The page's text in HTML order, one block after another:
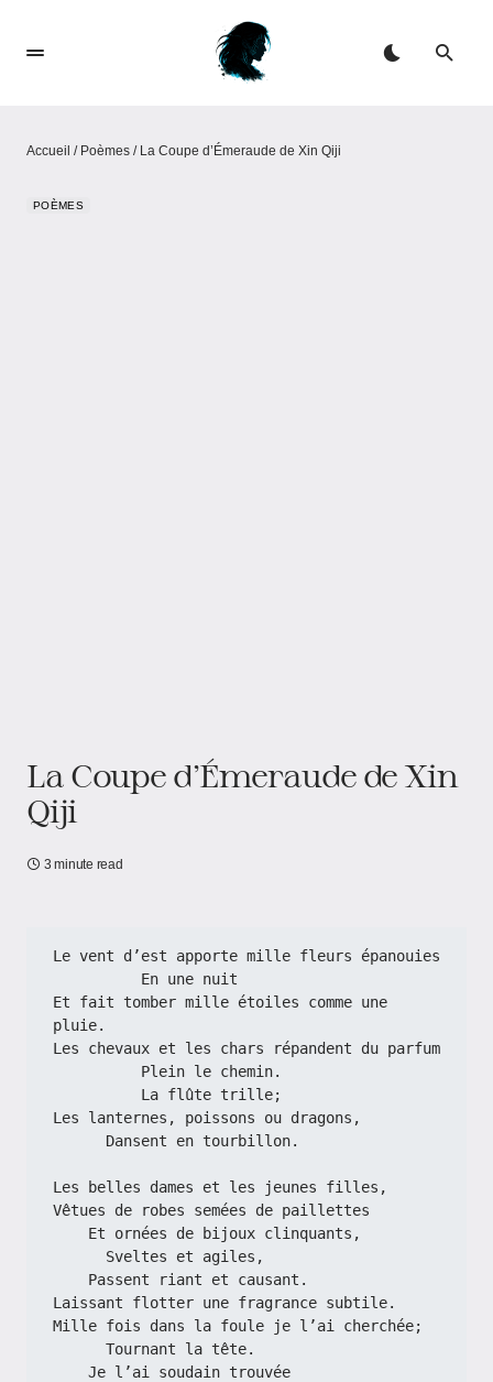
Accueil / Poèmes / La Coupe d’Émeraude de Xin Qiji
POÈMES
La Coupe d’Émeraude de Xin
Qiji
3 minute read
Le vent d’est apporte mille fleurs épanouies
          En une nuit
Et fait tomber mille étoiles comme une
pluie.
Les chevaux et les chars répandent du parfum
          Plein le chemin.
          La flûte trille;
Les lanternes, poissons ou dragons,
      Dansent en tourbillon.
Les belles dames et les jeunes filles,
Vêtues de robes semées de paillettes
    Et ornées de bijoux clinquants,
      Sveltes et agiles,
    Passent riant et causant.
Laissant flotter une fragrance subtile.
Mille fois dans la foule je l’ai cherchée;
      Tournant la tête.
    Je l’ai soudain trouvée